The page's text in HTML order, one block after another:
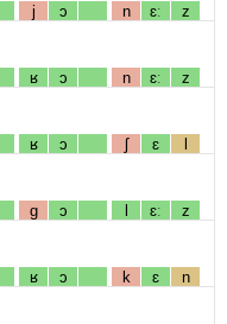
j ɔ n ɛː z
ʁ ɔ n ɛː z
ʁ ɔ ʃ ɛ l
g ɔ l ɛː z
ʁ ɔ k ɛ n